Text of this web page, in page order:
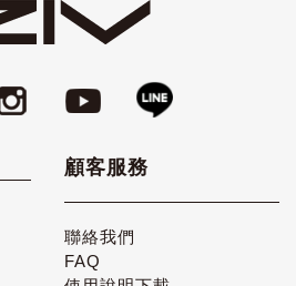
顧客服務
聯絡我們
FAQ